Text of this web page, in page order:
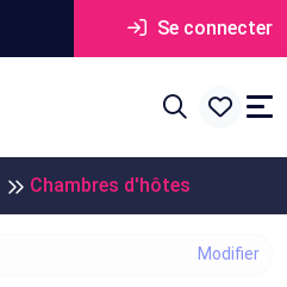
Se connecter
Chambres d'hôtes